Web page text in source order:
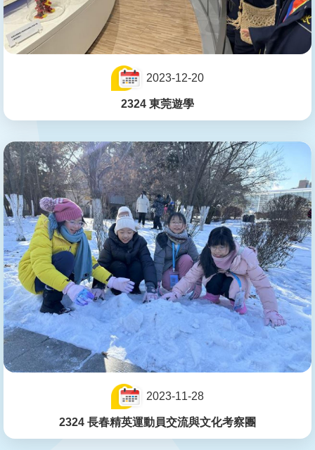
2023-12-20
2324 東莞遊學
2023-11-28
2324 長春精英運動員交流與文化考察團